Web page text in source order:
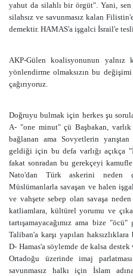
yahut da silahlı bir örgüt". Yani,
silahsız ve savunmasız kalan
demektir. HAMAS'a işgalci İsrail'e
AKP-Gülen koalisyonunun
yönlendirme olmaksızın bu
çağırıyoruz.
Doğruyu bulmak için herkes şu
A- "one minut" çü Başbakan,
bağlanan ama Sovyetlerin
geldiği için bu defa varlığı açıkça
fakat sonradan bu gerekçeyi
Nato'dan Türk askerini neden
Müslümanlarla savaşan ve halen
ve vahşete sebep olan savaşa
katliamlara, kültürel yorumu ve
tartışamayacağımız ama bize
Taliban'a karşı yapılan
D- Hamas'a söylemde de kalsa
Ortadoğu üzerinde imaj
savunmasız halkı için İslam